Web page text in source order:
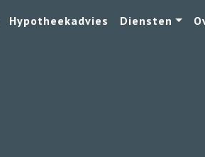
Hypotheekadvies Diensten